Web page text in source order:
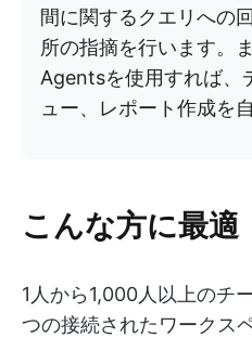
間に関するクエリへの
所の指摘を行います。
Agentsを使用すれば、
ュー、レポート作成を
こんな方に最適
1人から1,000人以上のチ
つの接続されたワークス